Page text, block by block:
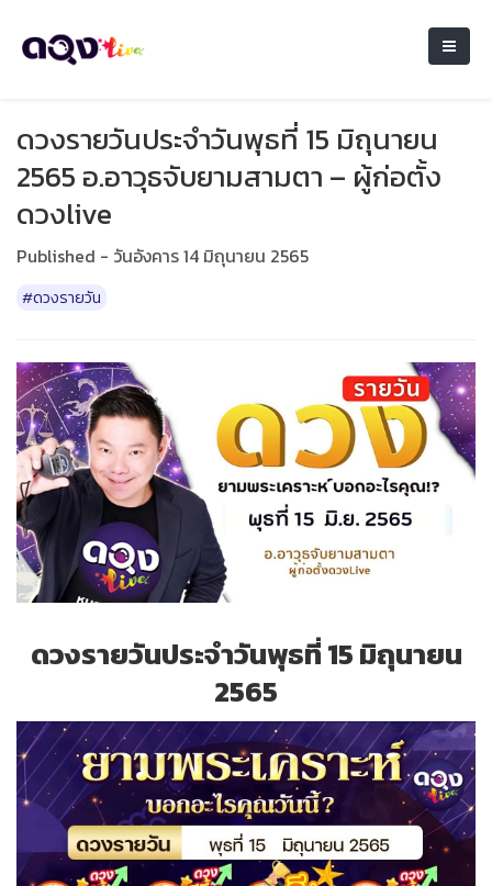
ดวงรายวันประจำวันพุธที่ 15 มิถุนายน
2565 อ.อาวุธจับยามสามตา – ผู้ก่อตั้ง
ดวงlive
Published - วันอังคาร 14 มิถุนายน 2565
#ดวงรายวัน
ดวงรายวันประจำวันพุธที่ 15 มิถุนายน
2565